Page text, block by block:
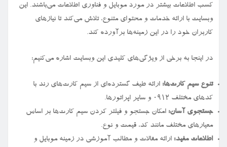
کسب اطلاعات بیشتر در مورد موبایل و فناوری اطلاعات می‌باشند. این
وبسایت با ارائه خدمات و محتوای متنوع، تلاش می‌کند تا نیازهای
کاربران خود را در این زمینه‌ها برآورده کند.
در اینجا به برخی از ویژگی‌های کلیدی این وبسایت اشاره می‌کنیم:
تنوع سیم کارت‌ها: ارائه طیف گسترده‌ای از سیم کارت‌های رند با
کدهای مختلف ۰۹۱۲ و سایر اپراتورها.
جستجوی آسان: امکان جستجو و فیلتر کردن سیم کارت‌ها بر اساس
معیارهای مختلف مانند کد، قیمت و نوع.
اطلاعات مفید: ارائه مقالات و مطالب آموزشی در زمینه موبایل و